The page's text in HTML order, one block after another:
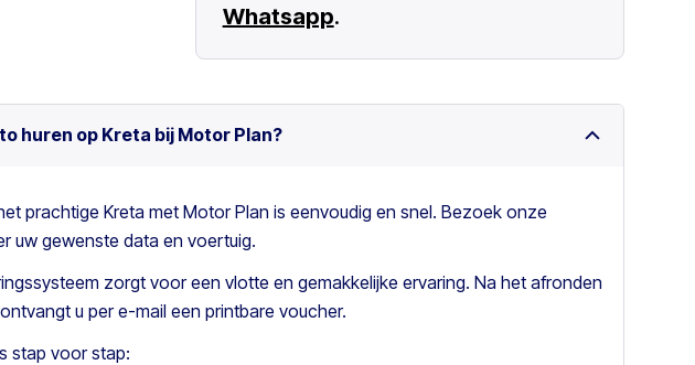
Whatsapp.
huren op Kreta bij Motor Plan?
prachtige Kreta met Motor Plan is eenvoudig en snel. Bezoek onze
uw gewenste data en voertuig.
zorgt voor een vlotte en gemakkelijke ervaring. Na het afronden
u per e-mail een printbare voucher.
stap voor stap: